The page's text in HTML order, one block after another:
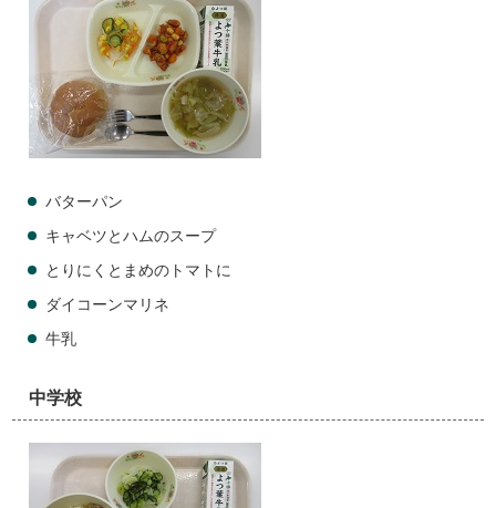
バターパン
キャベツとハムのスープ
とりにくとまめのトマトに
ダイコーンマリネ
牛乳
中学校